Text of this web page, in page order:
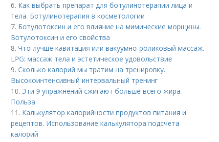
6. Как выбрать препарат для ботулинотерапии лица и
тела. Ботулинотерапия в косметологии
7. Ботулотоксин и его влияние на мимические морщины.
Ботулотоксин и его свойства
8.Что лучше кавитация или вакуумно-роликовый массаж.
LPG: массаж тела и эстетическое удовольствие
9.Сколько калорий мы тратим на тренировку.
Высокоинтенсивный интервальный тренинг
10. Эти 9 упражнений сжигают больше всего жира.
Польза
11. Калькулятор калорийности продуктов питания и
рецептов. Использование калькулятора подсчета
калорий